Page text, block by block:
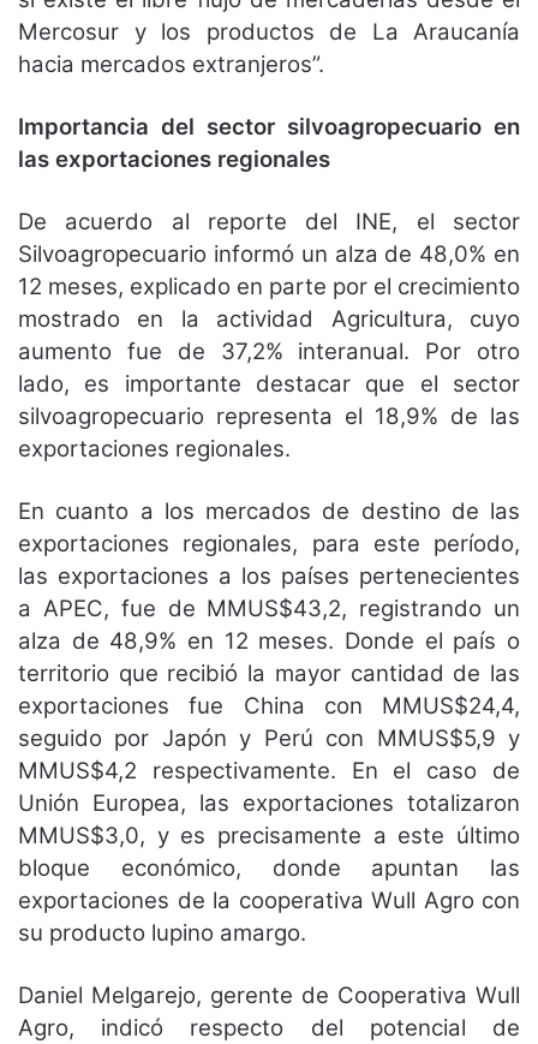
Mercosur y los productos de La Araucanía
hacia mercados extranjeros”.
Importancia del sector silvoagropecuario en
las exportaciones regionales
De acuerdo al reporte del INE, el sector
Silvoagropecuario informó un alza de 48,0% en
12 meses, explicado en parte por el crecimiento
mostrado en la actividad Agricultura, cuyo
aumento fue de 37,2% interanual. Por otro
lado, es importante destacar que el sector
silvoagropecuario representa el 18,9% de las
exportaciones regionales.
En cuanto a los mercados de destino de las
exportaciones regionales, para este período,
las exportaciones a los países pertenecientes
a APEC, fue de MMUS$43,2, registrando un
alza de 48,9% en 12 meses. Donde el país o
territorio que recibió la mayor cantidad de las
exportaciones fue China con MMUS$24,4,
seguido por Japón y Perú con MMUS$5,9 y
MMUS$4,2 respectivamente. En el caso de
Unión Europea, las exportaciones totalizaron
MMUS$3,0, y es precisamente a este último
bloque económico, donde apuntan las
exportaciones de la cooperativa Wull Agro con
su producto lupino amargo.
Daniel Melgarejo, gerente de Cooperativa Wull
Agro, indicó respecto del potencial de